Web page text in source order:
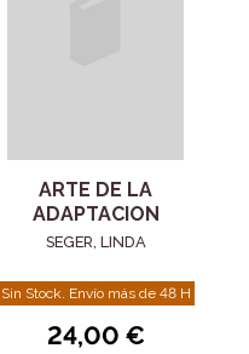
ARTE DE LA
ADAPTACION
SEGER, LINDA
Sin Stock. Envío más de 48 H
24,00 €